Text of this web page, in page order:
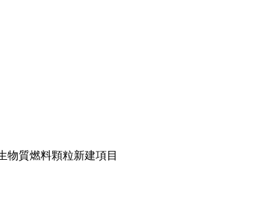
物質燃料顆粒新建項目